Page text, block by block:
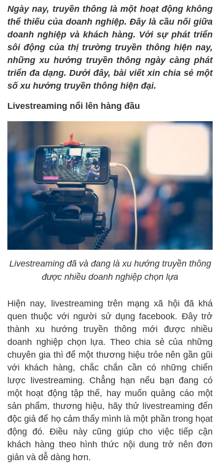
Ngày nay, truyền thông là một hoạt động không
thể thiếu của doanh nghiệp. Đây là cầu nối giữa
doanh nghiệp và khách hàng. Với sự phát triển
sôi động của thị trường truyền thông hiện nay,
những xu hướng truyền thông ngày càng phát
triển đa dạng. Dưới đây, bài viết xin chia sẻ một
số xu hướng truyền thông hiện đại.
Livestreaming nổi lên hàng đầu
Livestreaming đã và đang là xu hướng truyền thông
được nhiều doanh nghiệp chọn lựa
Hiện nay, livestreaming trên mạng xã hội đã khá
quen thuộc với người sử dụng facebook. Đây trở
thành xu hướng truyền thông mới được nhiều
doanh nghiệp chọn lựa. Theo chia sẻ của những
chuyên gia thì để một thương hiệu trỏe nên gần gũi
với khách hàng, chắc chắn cần có những chiến
lược livestreaming. Chẳng hạn nếu bạn đang có
một hoạt động tập thể, hay muốn quảng cáo một
sản phẩm, thương hiệu, hãy thử livestreaming đến
độc giả để họ cảm thấy mình là một phần trong họat
động đó. Điều này cũng giúp cho việc tiếp cận
khách hàng theo hình thức nội dung trở nên đơn
giản và dễ dàng hơn.